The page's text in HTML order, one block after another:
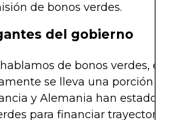
de bonos verdes.
del gobierno
de bonos verdes, el
se lleva una porción
y Alemania han estado a
para financiar trayectorias